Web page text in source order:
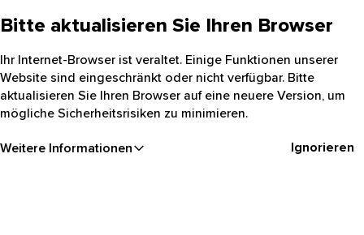
Bitte aktualisieren Sie Ihren Browser
Ihr Internet-Browser ist veraltet. Einige Funktionen unserer
Website sind eingeschränkt oder nicht verfügbar. Bitte
aktualisieren Sie Ihren Browser auf eine neuere Version, um
mögliche Sicherheitsrisiken zu minimieren.
Weitere Informationen Ignorieren